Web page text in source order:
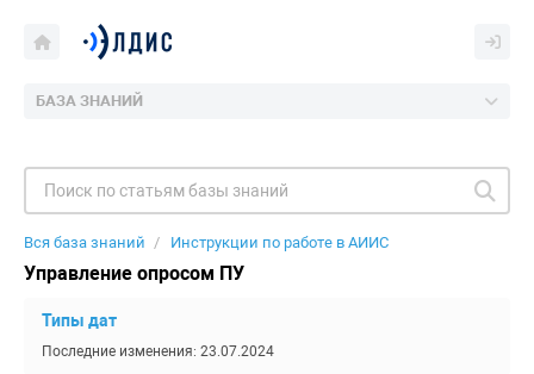
БАЗА ЗНАНИЙ
Вся база знаний Инструкции по работе в АИИС
Управление опросом ПУ
Типы дат
Последние изменения: 23.07.2024